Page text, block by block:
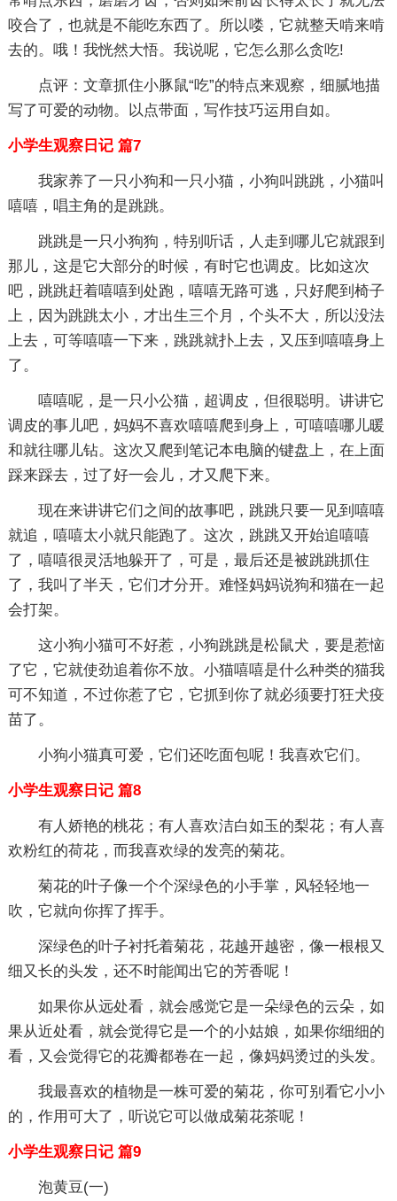
咬合了，也就是不能吃东西了。所以喽，它就整天啃来啃
去的。哦！我恍然大悟。我说呢，它怎么那么贪吃!
点评：文章抓住小豚鼠“吃”的特点来观察，细腻地描
写了可爱的动物。以点带面，写作技巧运用自如。
小学生观察日记 篇7
我家养了一只小狗和一只小猫，小狗叫跳跳，小猫叫
嘻嘻，唱主角的是跳跳。
跳跳是一只小狗狗，特别听话，人走到哪儿它就跟到
那儿，这是它大部分的时候，有时它也调皮。比如这次
吧，跳跳赶着嘻嘻到处跑，嘻嘻无路可逃，只好爬到椅子
上，因为跳跳太小，才出生三个月，个头不大，所以没法
上去，可等嘻嘻一下来，跳跳就扑上去，又压到嘻嘻身上
了。
嘻嘻呢，是一只小公猫，超调皮，但很聪明。讲讲它
调皮的事儿吧，妈妈不喜欢嘻嘻爬到身上，可嘻嘻哪儿暖
和就往哪儿钻。这次又爬到笔记本电脑的键盘上，在上面
踩来踩去，过了好一会儿，才又爬下来。
现在来讲讲它们之间的故事吧，跳跳只要一见到嘻嘻
就追，嘻嘻太小就只能跑了。这次，跳跳又开始追嘻嘻
了，嘻嘻很灵活地躲开了，可是，最后还是被跳跳抓住
了，我叫了半天，它们才分开。难怪妈妈说狗和猫在一起
会打架。
这小狗小猫可不好惹，小狗跳跳是松鼠犬，要是惹恼
了它，它就使劲追着你不放。小猫嘻嘻是什么种类的猫我
可不知道，不过你惹了它，它抓到你了就必须要打狂犬疫
苗了。
小狗小猫真可爱，它们还吃面包呢！我喜欢它们。
小学生观察日记 篇8
有人娇艳的桃花；有人喜欢洁白如玉的梨花；有人喜
欢粉红的荷花，而我喜欢绿的发亮的菊花。
菊花的叶子像一个个深绿色的小手掌，风轻轻地一
吹，它就向你挥了挥手。
深绿色的叶子衬托着菊花，花越开越密，像一根根又
细又长的头发，还不时能闻出它的芳香呢！
如果你从远处看，就会感觉它是一朵绿色的云朵，如
果从近处看，就会觉得它是一个的小姑娘，如果你细细的
看，又会觉得它的花瓣都卷在一起，像妈妈烫过的头发。
我最喜欢的植物是一株可爱的菊花，你可别看它小小
的，作用可大了，听说它可以做成菊花茶呢！
小学生观察日记 篇9
泡黄豆(一)